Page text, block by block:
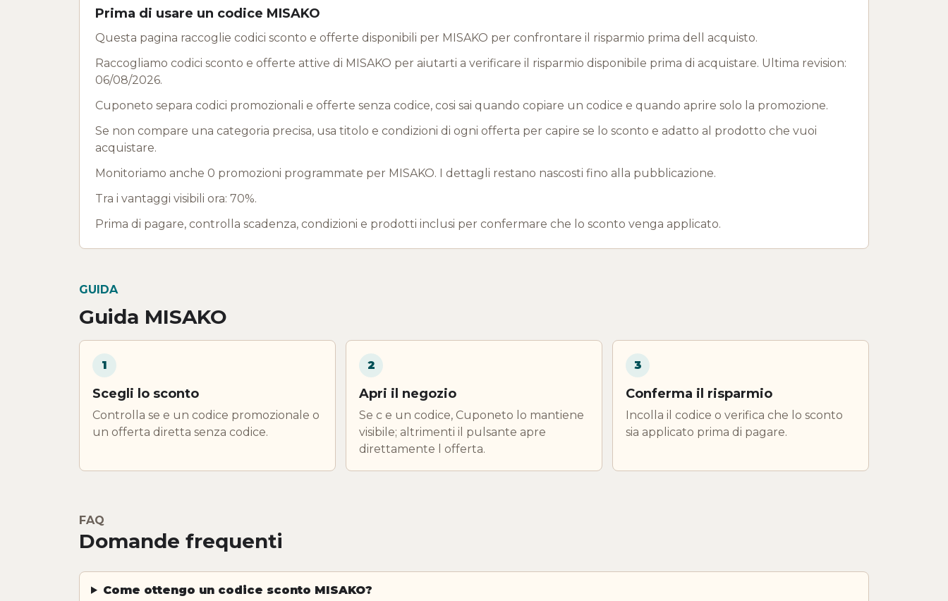
Prima di usare un codice MISAKO
Questa pagina raccoglie codici sconto e offerte disponibili per MISAKO per confrontare il risparmio prima dell acquisto.
Raccogliamo codici sconto e offerte attive di MISAKO per aiutarti a verificare il risparmio disponibile prima di acquistare. Ultima revision:
06/08/2026.
Cuponeto separa codici promozionali e offerte senza codice, cosi sai quando copiare un codice e quando aprire solo la promozione.
Se non compare una categoria precisa, usa titolo e condizioni di ogni offerta per capire se lo sconto e adatto al prodotto che vuoi
acquistare.
Monitoriamo anche 0 promozioni programmate per MISAKO. I dettagli restano nascosti fino alla pubblicazione.
Tra i vantaggi visibili ora: 70%.
Prima di pagare, controlla scadenza, condizioni e prodotti inclusi per confermare che lo sconto venga applicato.
GUIDA
Guida MISAKO
1
Scegli lo sconto
Controlla se e un codice promozionale o
un offerta diretta senza codice.
2
Apri il negozio
Se c e un codice, Cuponeto lo mantiene
visibile; altrimenti il pulsante apre
direttamente l offerta.
3
Conferma il risparmio
Incolla il codice o verifica che lo sconto
sia applicato prima di pagare.
FAQ
Domande frequenti
Come ottengo un codice sconto MISAKO?